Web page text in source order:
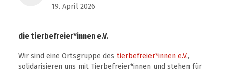
19. April 2026
die tierbefreier*innen e.V.
Wir sind eine Ortsgruppe des tierbefreier*innen e.V.,
solidarisieren uns mit Tierbefreier*innen und stehen für